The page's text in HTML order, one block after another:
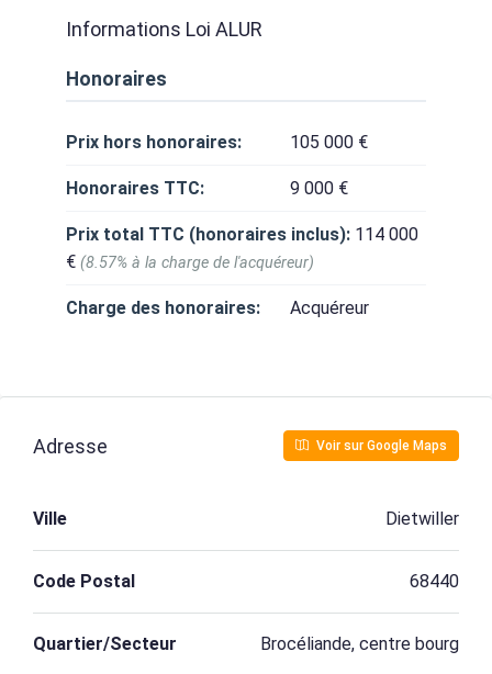
Informations Loi ALUR
Honoraires
Prix hors honoraires: 105 000 €
Honoraires TTC: 9 000 €
Prix total TTC (honoraires inclus): 114 000
€ (8.57% à la charge de l'acquéreur)
Charge des honoraires: Acquéreur
Adresse Voir sur Google Maps
Ville Dietwiller
Code Postal 68440
Quartier/Secteur Brocéliande, centre bourg